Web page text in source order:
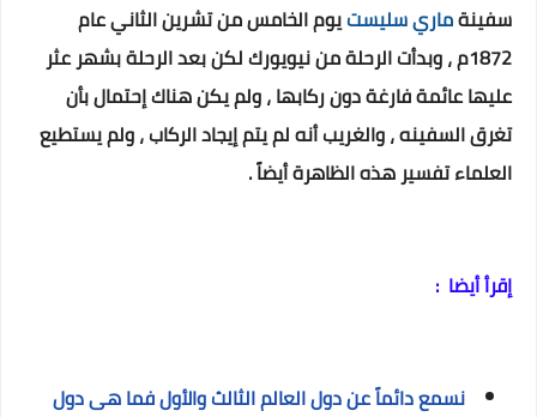
سفينةماري سليستيوم الخامس من تشرين الثاني عام
1872م ، وبدأت الرحلة من نيويورك لكن بعد الرحلة بشهر عثر
عليها عائمة فارغة دون ركابها ، ولم يكن هناك إحتمال بأن
تغرق السفينه ، والغريب أنه لم يتم إيجاد الركاب ، ولم يستطيع
العلماء تفسير هذه الظاهرة أيضاً .
إقرأ أيضا :
نسمع دائماً عن دول العالم الثالث والأول فما هى دول